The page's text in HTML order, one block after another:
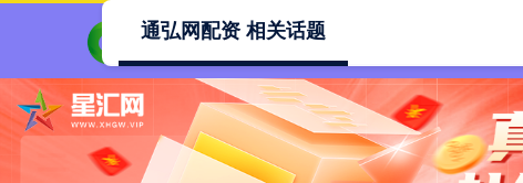
通弘网配资 相关话题